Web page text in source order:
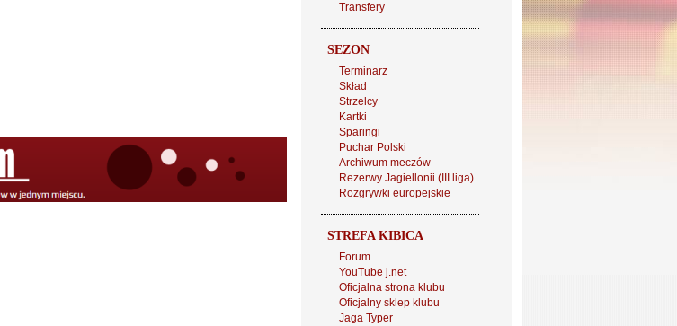
Transfery
SEZON
Terminarz
Skład
Strzelcy
Kartki
Sparingi
Puchar Polski
Archiwum meczów
Rezerwy Jagiellonii (III liga)
Rozgrywki europejskie
STREFA KIBICA
Forum
YouTube j.net
Oficjalna strona klubu
Oficjalny sklep klubu
Jaga Typer